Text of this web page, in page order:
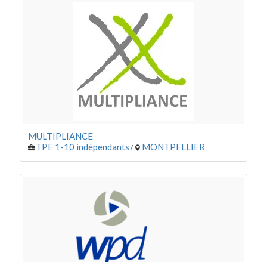
MULTIPLIANCE
TPE 1-10 indépendants / MONTPELLIER